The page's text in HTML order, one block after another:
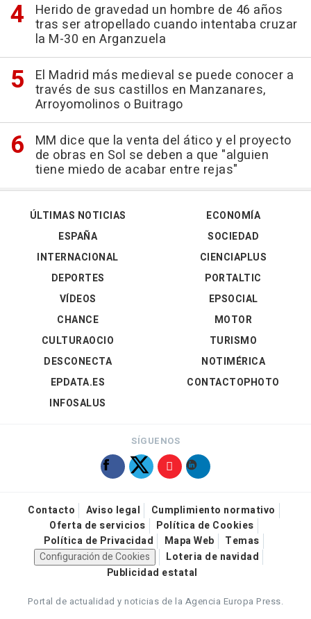
Herido de gravedad un hombre de 46 años
tras ser atropellado cuando intentaba cruzar
la M-30 en Arganzuela
El Madrid más medieval se puede conocer a
través de sus castillos en Manzanares,
Arroyomolinos o Buitrago
MM dice que la venta del ático y el proyecto
de obras en Sol se deben a que "alguien
tiene miedo de acabar entre rejas"
ÚLTIMAS NOTICIAS
ESPAÑA
INTERNACIONAL
DEPORTES
VÍDEOS
ECONOMÍA
SOCIEDAD
CIENCIAPLUS
PORTALTIC
EPSOCIAL
CHANCE
CULTURAOCIO
DESCONECTA
EPDATA.ES
INFOSALUS
MOTOR
TURISMO
NOTIMÉRICA
CONTACTOPHOTO
SÍGUENOS
Contacto Aviso legal
Cumplimiento normativo
Oferta de servicios
Política de Cookies
Política de Privacidad
Mapa Web
Temas
Configuración de Cookies
Loteria de navidad
Publicidad estatal
Portal de actualidad y noticias de la Agencia Europa Press.